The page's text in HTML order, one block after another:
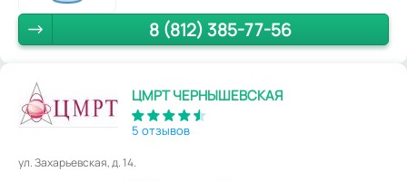
8 (812) 385-77-56
ЦМРТ ЧЕРНЫШЕВСКАЯ
5 отзывов
ул. Захарьевская, д. 14.